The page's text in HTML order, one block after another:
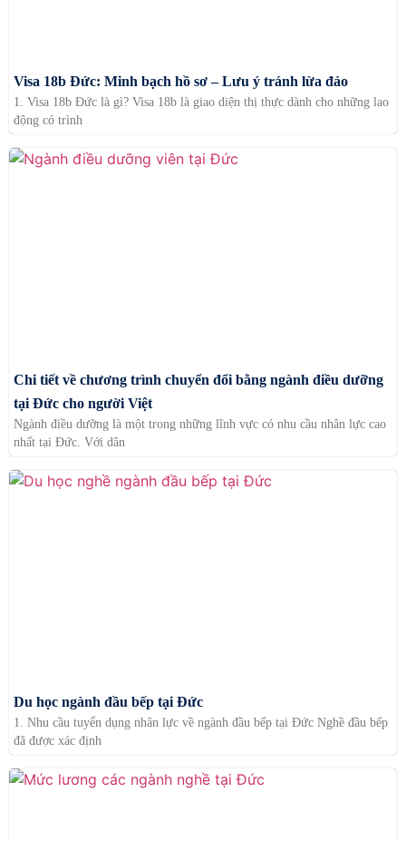
Visa 18b Đức: Minh bạch hồ sơ – Lưu ý tránh lừa đảo
1. Visa 18b Đức là gì? Visa 18b là giao diện thị thực dành cho những lao
động có trình
Chi tiết về chương trình chuyển đổi bằng ngành điều dưỡng
tại Đức cho người Việt
Ngành điều dưỡng là một trong những lĩnh vực có nhu cầu nhân lực cao
nhất tại Đức. Với dân
Du học ngành đầu bếp tại Đức
1. Nhu cầu tuyển dụng nhân lực về ngành đầu bếp tại Đức Nghề đầu bếp
đã được xác định